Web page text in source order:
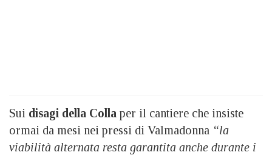
Sui disagi della Colla per il cantiere che insiste
ormai da mesi nei pressi di Valmadonna “la
viabilità alternata resta garantita anche durante i